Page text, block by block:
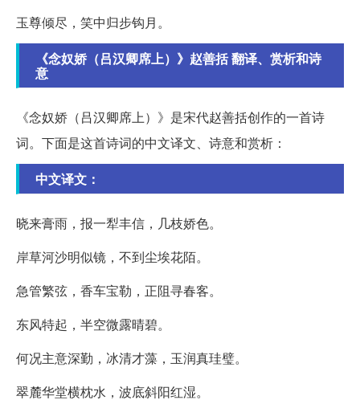
玉尊倾尽，笑中归步钩月。
《念奴娇（吕汉卿席上）》赵善括 翻译、赏析和诗
意
《念奴娇（吕汉卿席上）》是宋代赵善括创作的一首诗
词。下面是这首诗词的中文译文、诗意和赏析：
中文译文：
晓来膏雨，报一犁丰信，几枝娇色。
岸草河沙明似镜，不到尘埃花陌。
急管繁弦，香车宝勒，正阻寻春客。
东风特起，半空微露晴碧。
何况主意深勤，冰清才藻，玉润真珪璧。
翠麓华堂横枕水，波底斜阳红湿。